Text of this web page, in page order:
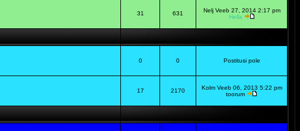
31 631
Nelj Veeb 27, 2014 2:17 pm
Hella
0 0 Postitusi pole
17 2170
Kolm Veeb 06, 2013 5:22 pm
toorum